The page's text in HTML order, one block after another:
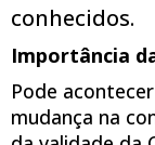
conhecidos.
Importância
Pode
mudança na